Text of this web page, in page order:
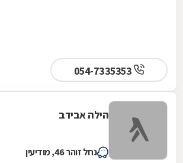
הילה אבידב
נחל זוהר 46, מודיעין